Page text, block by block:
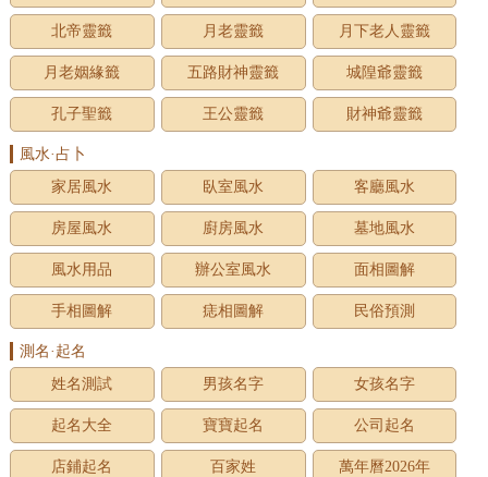
北帝靈籤 月老靈籤 月下老人靈籤
月老姻緣籤 五路財神靈籤 城隍爺靈籤
孔子聖籤 王公靈籤 財神爺靈籤
風水·占卜
家居風水
臥室風水 客廳風水
房屋風水 廚房風水 墓地風水
風水用品 辦公室風水 面相圖解
手相圖解 痣相圖解 民俗預測
測名·起名
姓名測試
男孩名字 女孩名字
起名大全 寶寶起名 公司起名
店鋪起名 百家姓 萬年曆2026年